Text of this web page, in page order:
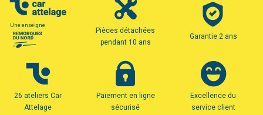
Une enseigne
Pièces détachées
pendant 10 ans
Garantie 2 ans
26 ateliers Car
Attelage
Paiement en ligne
sécurisé
Excellence du
service client